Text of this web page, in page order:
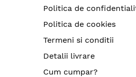
Politica de
Politica de cookies
Termeni si conditii
Detalii livrare
Cum cumpar?